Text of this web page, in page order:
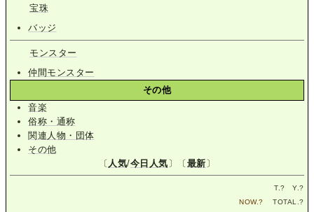
宝珠
バッジ
モンスター
仲間モンスター
その他
音楽
俗称・通称
関連人物・団体
その他
〔 人気/今日人気 〕〔 最新 〕
T.? Y.?
NOW.? TOTAL.?